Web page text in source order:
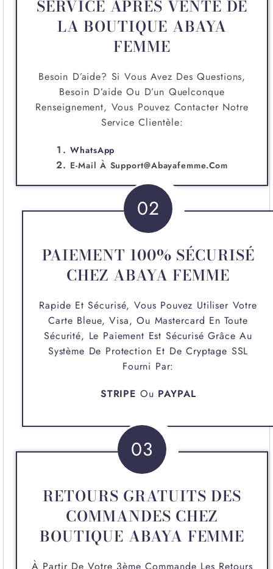
SERVICE APRÈS VENTE DE
LA BOUTIQUE ABAYA
FEMME
Besoin D’aide? Si Vous Avez Des Questions,
Besoin D’aide Ou D’un Quelconque
Renseignement, Vous Pouvez Contacter Notre
Service Clientèle:
WhatsApp
E-Mail À Support@abayafemme.com
02
PAIEMENT 100% SÉCURISÉ
CHEZ ABAYA FEMME
Rapide Et Sécurisé, Vous Pouvez Utiliser Votre
Carte Bleue, Visa, Ou Mastercard En Toute
Sécurité, Le Paiement Est Sécurisé Grâce Au
Système De Protection Et De Cryptage SSL
Fourni Par:
STRIPE Ou PAYPAL
03
RETOURS GRATUITS DES
COMMANDES CHEZ
BOUTIQUE ABAYA FEMME